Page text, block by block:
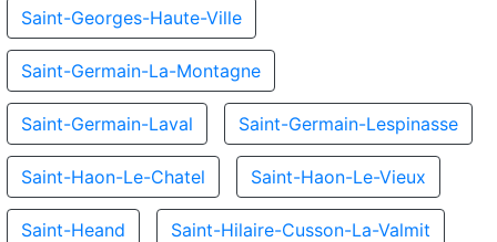
Saint-Georges-Haute-Ville
Saint-Germain-La-Montagne
Saint-Germain-Laval Saint-Germain-Lespinasse
Saint-Haon-Le-Chatel Saint-Haon-Le-Vieux
Saint-Heand Saint-Hilaire-Cusson-La-Valmit